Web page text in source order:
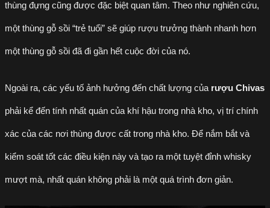
thùng đựng cũng được đặc biệt quan tâm. Theo như nghiên cứu,
một thùng gỗ sồi “trẻ tuổi” sẽ giúp rượu trưởng thành nhanh hơn
một thùng gỗ sồi đã đi gần hết cuộc đời của nó.
Ngoài ra, các yếu tố ảnh hưởng đến chất lượng của rượu Chivas
phải kể đến tính nhất quán của khí hậu trong nhà kho, vị trí chính
xác của các nơi thùng được cất trong nhà kho. Để nắm bắt và
kiểm soát tốt các điều kiện này và tạo ra một tuyệt đỉnh whisky
mượt mà, nhất quán không phải là một quá trình đơn giản.